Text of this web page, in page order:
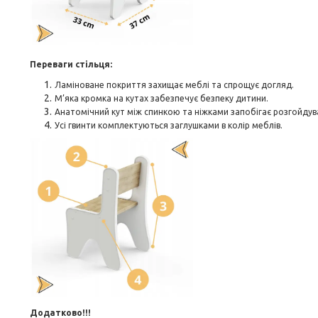
Переваги стільця:
Ламіноване покриття захищає меблі та спрощує догляд.
М’яка кромка на кутах забезпечує безпеку дитини.
Анатомічний кут між спинкою та ніжками запобігає
Усі гвинти комплектуються заглушками в колір меблів.
Додатково!!!